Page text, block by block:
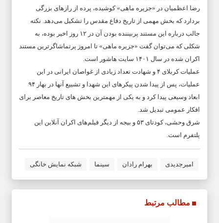
رضا اعظمیان در «جزیره ماهی» کوشیده، پرده از رازهای بزرگی
بردارد که بخش مهمی از تاریخ دفاع مقدس را تشکیل می‌دهد. نکته
جالب درباره این مستند پربیننده بودن آن در ۱۲ روز اخیر بوده، به
شکلی که می‌توان گفت «جزیره ماهی» تا امروز پرتماشاگرترین مستند
اکران شده در سال ۱۴۰۱ سایت هاشور است.
عملیات کربلای ۴ و شهادت تعداد زیادی از غواصان ایرانی در این
عملیات، پس از پیدا شدن پیکرهای این شهدا و تشییع آنها در بهار ۹۴
ابعاد وسیعی پیدا کرد و به یکی از مهمترین بخش های تاریخ معاصر برای
افکار عمومی تبدیل شد.
شرق وحشی، کودتای ۵۳ و بیجه از دیگر فیلم‌های اکران آنلاین این
پلتفرم است.
امیرجدیدی بهرام رادان سینما شبکه نمایش خانگی
مطالب مرتبط